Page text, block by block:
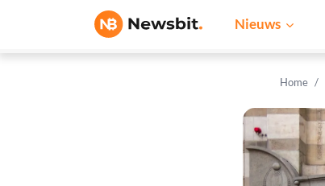
Nieuws
Home